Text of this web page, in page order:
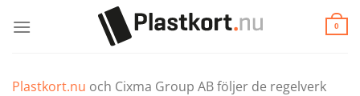
0
Plastkort.nu och Cixma Group AB följer de regelverk